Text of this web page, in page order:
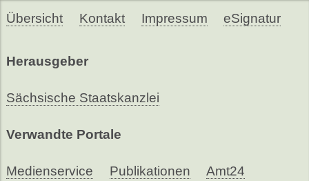
Übersicht Kontakt Impressum eSignatur
Herausgeber
Sächsische Staatskanzlei
Verwandte Portale
Medienservice Publikationen Amt24